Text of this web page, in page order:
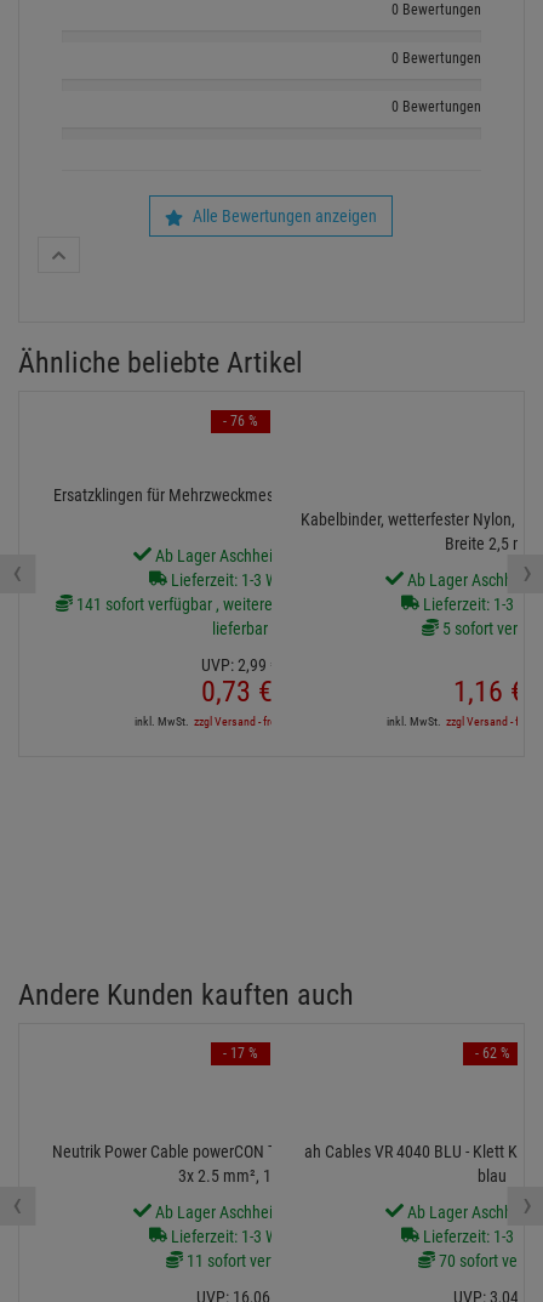
0 Bewertungen
0 Bewertungen
0 Bewertungen
Alle Bewertungen anzeigen
Ähnliche beliebte Artikel
Ersatzklingen für Mehrzweckmesser, 10er Pack - 18 mm
Ab Lager Aschheim lieferbar
Lieferzeit: 1-3 Werktage
141 sofort verfügbar , weitere Artikel ab Zentrallager
lieferbar
UVP:2,99 €
0,73 €
inkl. MwSt. zzgl Versand - frei ab 90,-€ in DE
- 76 %
Kabelbinder, wetterfester Nylon,
Breite 2,5 mm
Ab Lager
Lieferzeit: 1-3
5 sofort
1,16 €
inkl. MwSt. zzgl Versand - frei
‹ ›
Andere Kunden kauften auch
Neutrik Power Cable powerCON TRUE1 to Schutzkontakt
3x 2.5 mm², 1,5 m
Ab Lager Aschheim lieferbar
Lieferzeit: 1-3 Werktage
11 sofort verfügbar
UVP: 16,06
- 17 %
ah Cables VR 4040 BLU - Klett
blau
Ab Lager
Lieferzeit: 1-3
70 sofort
UVP: 3,04
- 62 %
‹ ›